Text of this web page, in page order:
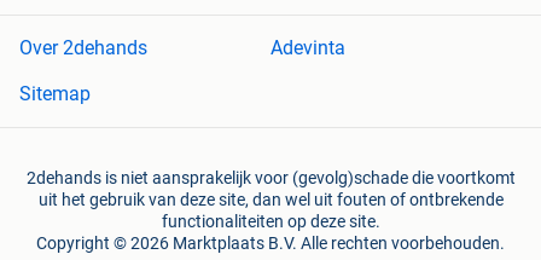
Over 2dehands
Adevinta
Sitemap
2dehands is niet aansprakelijk voor (gevolg)schade die voortkomt
uit het gebruik van deze site, dan wel uit fouten of ontbrekende
functionaliteiten op deze site.
Copyright © 2026 Marktplaats B.V. Alle rechten voorbehouden.